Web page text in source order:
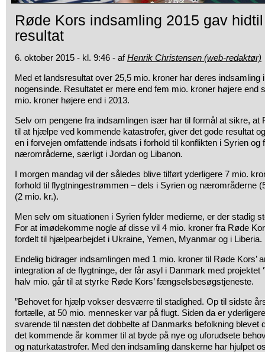
Røde Kors indsamling 2015 gav
resultat
6. oktober 2015 - kl. 9:46 - afHenrik Christensen (web-redaktør)
Med et landsresultat over 25,5 mio. kroner har deres
nogensinde. Resultatet er mere end fem mio. kroner højere end
mio. kroner højere end i 2013.
Selv om pengene fra indsamlingen især har til formål at sikre, at
til at hjælpe ved kommende katastrofer, giver det gode resultat
en i forvejen omfattende indsats i forhold til konflikten i Syrien og
nærområderne, særligt i Jordan og Libanon.
I morgen mandag vil der således blive tilført yderligere 7 mio.
forhold til flygtningestrømmen – dels i Syrien og nærområderne
(2 mio. kr.).
Men selv om situationen i Syrien fylder medierne, er der stadig
For at imødekomme nogle af disse vil 4 mio. kroner fra Røde
fordelt til hjælpearbejdet i Ukraine, Yemen, Myanmar og i Liberia.
Endelig bidrager indsamlingen med 1 mio. kroner til Røde Kors’
integration af de flygtninge, der får asyl i Danmark med projektet
halv mio. går til at styrke Røde Kors’ fængselsbesøgstjeneste.
”Behovet for hjælp vokser desværre til stadighed. Op til sidste
fortælle, at 50 mio. mennesker var på flugt. Siden da er
svarende til næsten det dobbelte af Danmarks befolkning blevet
det kommende år kommer til at byde på nye og uforudsete
og naturkatastrofer. Med den indsamling danskerne har hjulpet